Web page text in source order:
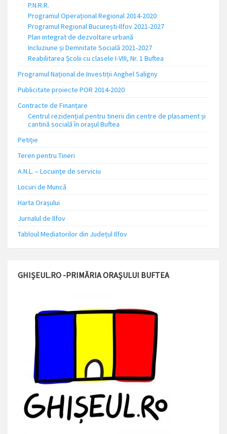
P.N.R.R.
Programul Operațional Regional 2014-2020
Programul Regional București-Ilfov 2021-2027
Plan integrat de dezvoltare urbană
Incluziune și Demnitate Socială 2021-2027
Reabilitarea Școlii cu clasele I-VIII, Nr. 1 Buftea
Programul Național de Investiții Anghel Saligny
Publicitate proiecte POR 2014-2020
Contracte de Finanțare
Centrul rezidențial pentru tinerii din centre de plasament și
cantină socială în orașul Buftea
Petiție
Teren pentru Tineri
A.N.L. – Locuinţe de serviciu
Locuri de Muncă
Harta Orașului
Jurnalul de Ilfov
Tabloul Mediatorilor din Județul Ilfov
GHIȘEUL.RO -PRIMĂRIA ORAȘULUI BUFTEA